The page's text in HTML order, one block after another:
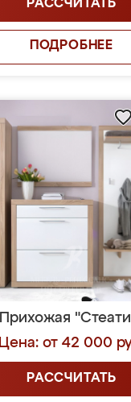
РАССЧИТАТЬ
ПОДРОБНЕЕ
Прихожая
Цена: от 42 000
РАССЧИТАТЬ